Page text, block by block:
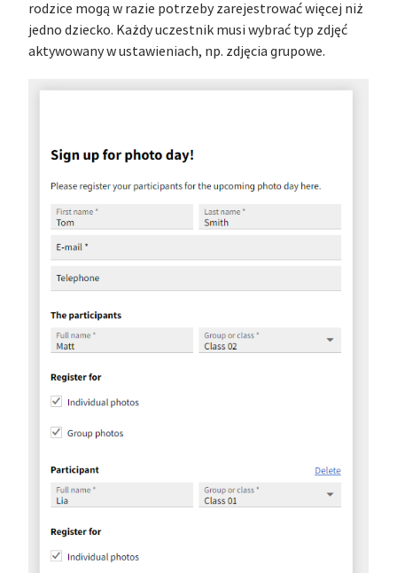
rodzice mogą w razie potrzeby zarejestrować więcej niż
jedno dziecko. Każdy uczestnik musi wybrać typ zdjęć
aktywowany w ustawieniach, np. zdjęcia grupowe.